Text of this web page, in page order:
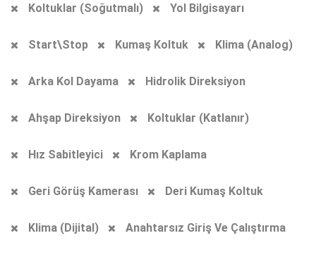
Koltuklar (Soğutmalı) Yol Bilgisayarı
Start\Stop Kumaş Koltuk Klima (Analog)
Arka Kol Dayama Hidrolik Direksiyon
Ahşap Direksiyon Koltuklar (Katlanır)
Hız Sabitleyici Krom Kaplama
Geri Görüş Kamerası Deri Kumaş Koltuk
Klima (Dijital) Anahtarsız Giriş Ve Çalıştırma